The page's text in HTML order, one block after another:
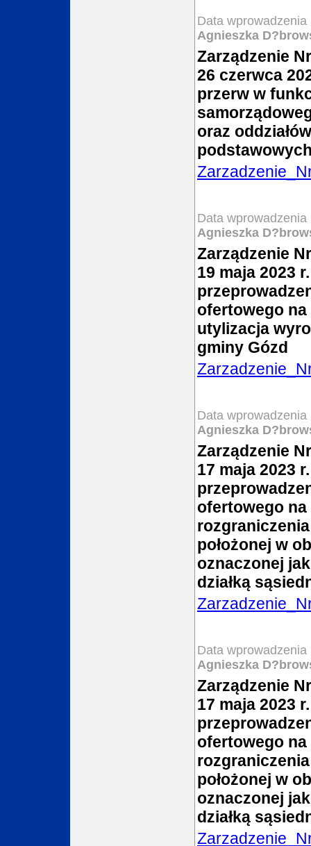
Data
Agnieszka
Zarządzenie
26 czerwca
przerw w
oraz
Data
Agnieszka
Zarządzenie
19 maja 2023
ofertowego
utylizacja
gminy Gózd
Data
Agnieszka
Zarządzenie
17 maja 2023
ofertowego
położonej w
oznaczonej
działką
Data
Agnieszka
Zarządzenie
17 maja 2023
ofertowego
położonej w
oznaczonej
działką